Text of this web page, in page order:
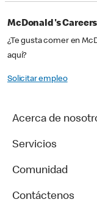
McDonald's
¿Te gusta comer en
aquí?
Solicitar empleo
Acerca de
Servicios
Comunidad
Contáctenos